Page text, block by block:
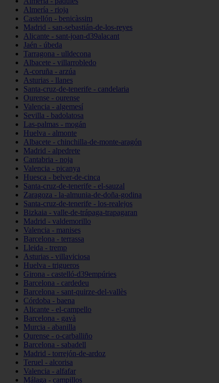
Almería - rioja
Castellón - benicàssim
Madrid - san-sebastián-de-los-reyes
Alicante - sant-joan-d39alacant
Jaén - úbeda
Tarragona - ulldecona
Albacete - villarrobledo
A-coruña - arzúa
Asturias - llanes
Santa-cruz-de-tenerife - candelaria
Ourense - ourense
Valencia - algemesí
Sevilla - badolatosa
Las-palmas - mogán
Huelva - almonte
Albacete - chinchilla-de-monte-aragón
Madrid - alpedrete
Cantabria - noja
Valencia - picanya
Huesca - belver-de-cinca
Santa-cruz-de-tenerife - el-sauzal
Zaragoza - la-almunia-de-doña-godina
Santa-cruz-de-tenerife - los-realejos
Bizkaia - valle-de-trápaga-trapagaran
Madrid - valdemorillo
Valencia - manises
Barcelona - terrassa
Lleida - tremp
Asturias - villaviciosa
Huelva - trigueros
Girona - castelló-d39empúries
Barcelona - cardedeu
Barcelona - sant-quirze-del-vallès
Córdoba - baena
Alicante - el-campello
Barcelona - gavà
Murcia - abanilla
Ourense - o-carballiño
Barcelona - sabadell
Madrid - torrejón-de-ardoz
Teruel - alcorisa
Valencia - alfafar
Málaga - campillos